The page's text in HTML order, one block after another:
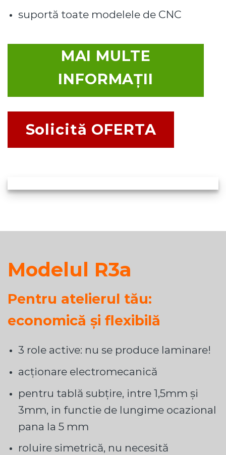
suportă toate modelele de CNC
MAI MULTE
INFORMAȚII
Solicită OFERTA
Modelul R3a
Pentru atelierul tău:
economică și flexibilă
3 role active: nu se produce laminare!
acționare electromecanică
pentru tablă subțire, intre 1,5mm și
3mm, in functie de lungime ocazional
pana la 5 mm
roluire simetrică, nu necesită